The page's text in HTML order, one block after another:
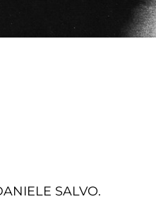
SALVO.